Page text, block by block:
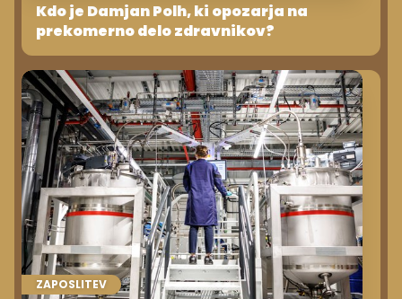
Kdo je Damjan Polh, ki opozarja na
prekomerno delo zdravnikov?
ZAPOSLITEV